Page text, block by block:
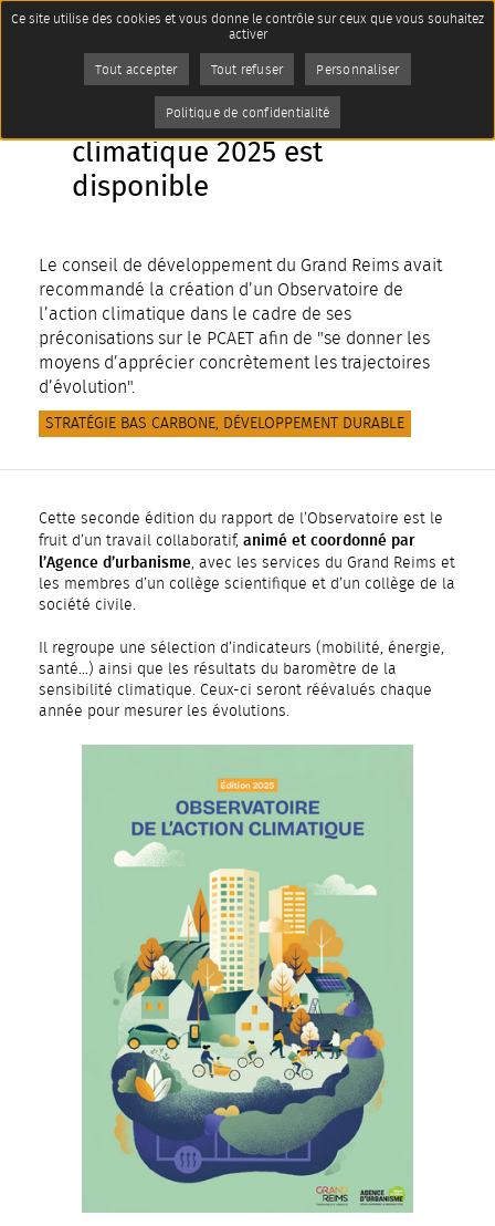
Imprimer
L'observatoire de l'action
climatique 2025 est
disponible
Le conseil de développement du Grand Reims avait
recommandé la création d’un Observatoire de
l’action climatique dans le cadre de ses
préconisations sur le PCAET afin de "se donner les
moyens d’apprécier concrètement les trajectoires
d’évolution".
STRATÉGIE BAS CARBONE, DÉVELOPPEMENT DURABLE
Cette seconde édition du rapport de l’Observatoire est le
fruit d’un travail collaboratif, animé et coordonné par
l’Agence d’urbanisme, avec les services du Grand Reims et
les membres d’un collège scientifique et d’un collège de la
société civile.
Il regroupe une sélection d’indicateurs (mobilité, énergie,
santé…) ainsi que les résultats du baromètre de la
sensibilité climatique. Ceux-ci seront réévalués chaque
année pour mesurer les évolutions.
Panneau de gestion des cookies
Ce site utilise des cookies et vous donne le contrôle sur ceux que vous souhaitez
activer
Tout accepter Tout refuser Personnaliser
Politique de confidentialité